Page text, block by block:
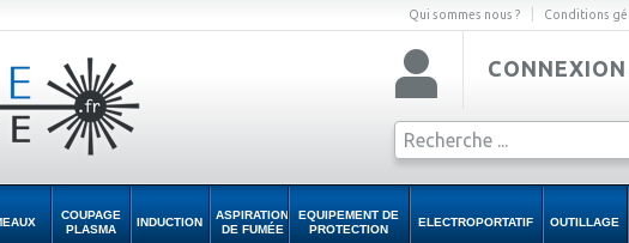
Qui sommes nous ? Conditions
CONNEXION
COUPAGE
PLASMA
INDUCTION
ASPIRATION
DE FUMÉE
EQUIPEMENT DE
PROTECTION
ELECTROPORTATIF OUTILLAGE